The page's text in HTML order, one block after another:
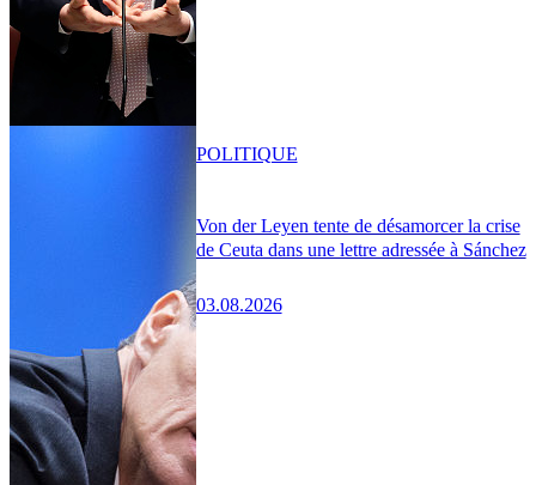
Von der Leyen tente de désamorcer la crise
de Ceuta dans une lettre adressée à Sánchez
03.08.2026
POLITIQUE